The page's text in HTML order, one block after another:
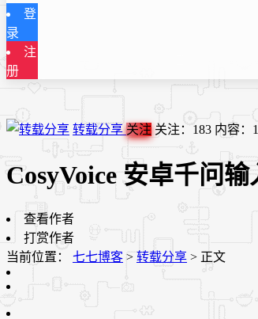
登
录
注
册
转载分享关注 关注： 183 内容：
CosyVoice 安卓千问
查看作者
打赏作者
当前位置： 七七博客 > 转载分享 > 正文